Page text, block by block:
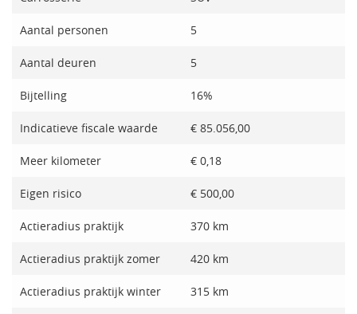
Aantal personen 5
Aantal deuren 5
Bijtelling 16%
Indicatieve fiscale waarde € 85.056,00
Meer kilometer € 0,18
Eigen risico € 500,00
Actieradius praktijk 370 km
Actieradius praktijk zomer 420 km
Actieradius praktijk winter 315 km